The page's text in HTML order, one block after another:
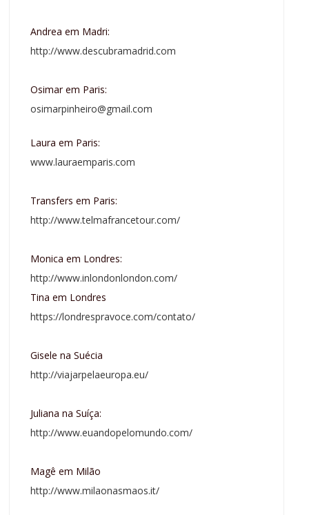
Andrea em Madri:
http://www.descubramadrid.com
Osimar em Paris:
osimarpinheiro@gmail.com
Laura em Paris:
www.lauraemparis.com
Transfers em Paris:
http://www.telmafrancetour.com/
Monica em Londres:
http://www.inlondonlondon.com/
Tina em Londres
https://londrespravoce.com/contato/
Gisele na Suécia
http://viajarpelaeuropa.eu/
Juliana na Suíça:
http://www.euandopelomundo.com/
Magê em Milão
http://www.milaonasmaos.it/